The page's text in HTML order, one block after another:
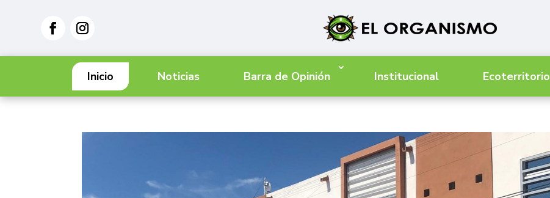
Inicio Noticias Barra de Opinión Institucional Ecoterritorio